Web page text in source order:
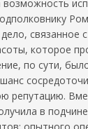
связанное
которое
по сути,
репутацию.
в
опытного